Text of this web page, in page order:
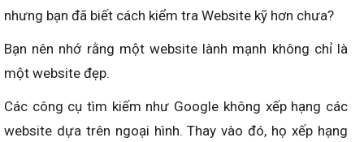
nhưng bạn đã biết cách kiểm tra Website kỹ hơn chưa?
Bạn nên nhớ rằng một website lành mạnh không chỉ là
một website đẹp.
Các công cụ tìm kiếm như Google không xếp hạng các
website dựa trên ngoại hình. Thay vào đó, họ xếp hạng